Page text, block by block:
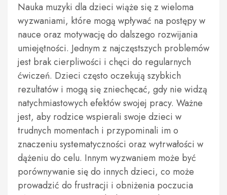
Nauka muzyki dla dzieci wiąże się z wieloma
wyzwaniami, które mogą wpływać na postępy w
nauce oraz motywację do dalszego rozwijania
umiejętności. Jednym z najczęstszych problemów
jest brak cierpliwości i chęci do regularnych
ćwiczeń. Dzieci często oczekują szybkich
rezultatów i mogą się zniechęcać, gdy nie widzą
natychmiastowych efektów swojej pracy. Ważne
jest, aby rodzice wspierali swoje dzieci w
trudnych momentach i przypominali im o
znaczeniu systematyczności oraz wytrwałości w
dążeniu do celu. Innym wyzwaniem może być
porównywanie się do innych dzieci, co może
prowadzić do frustracji i obniżenia poczucia